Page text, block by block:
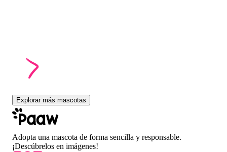
Explorar más mascotas
Adopta una mascota de forma sencilla y responsable.
¡Descúbrelos en imágenes!